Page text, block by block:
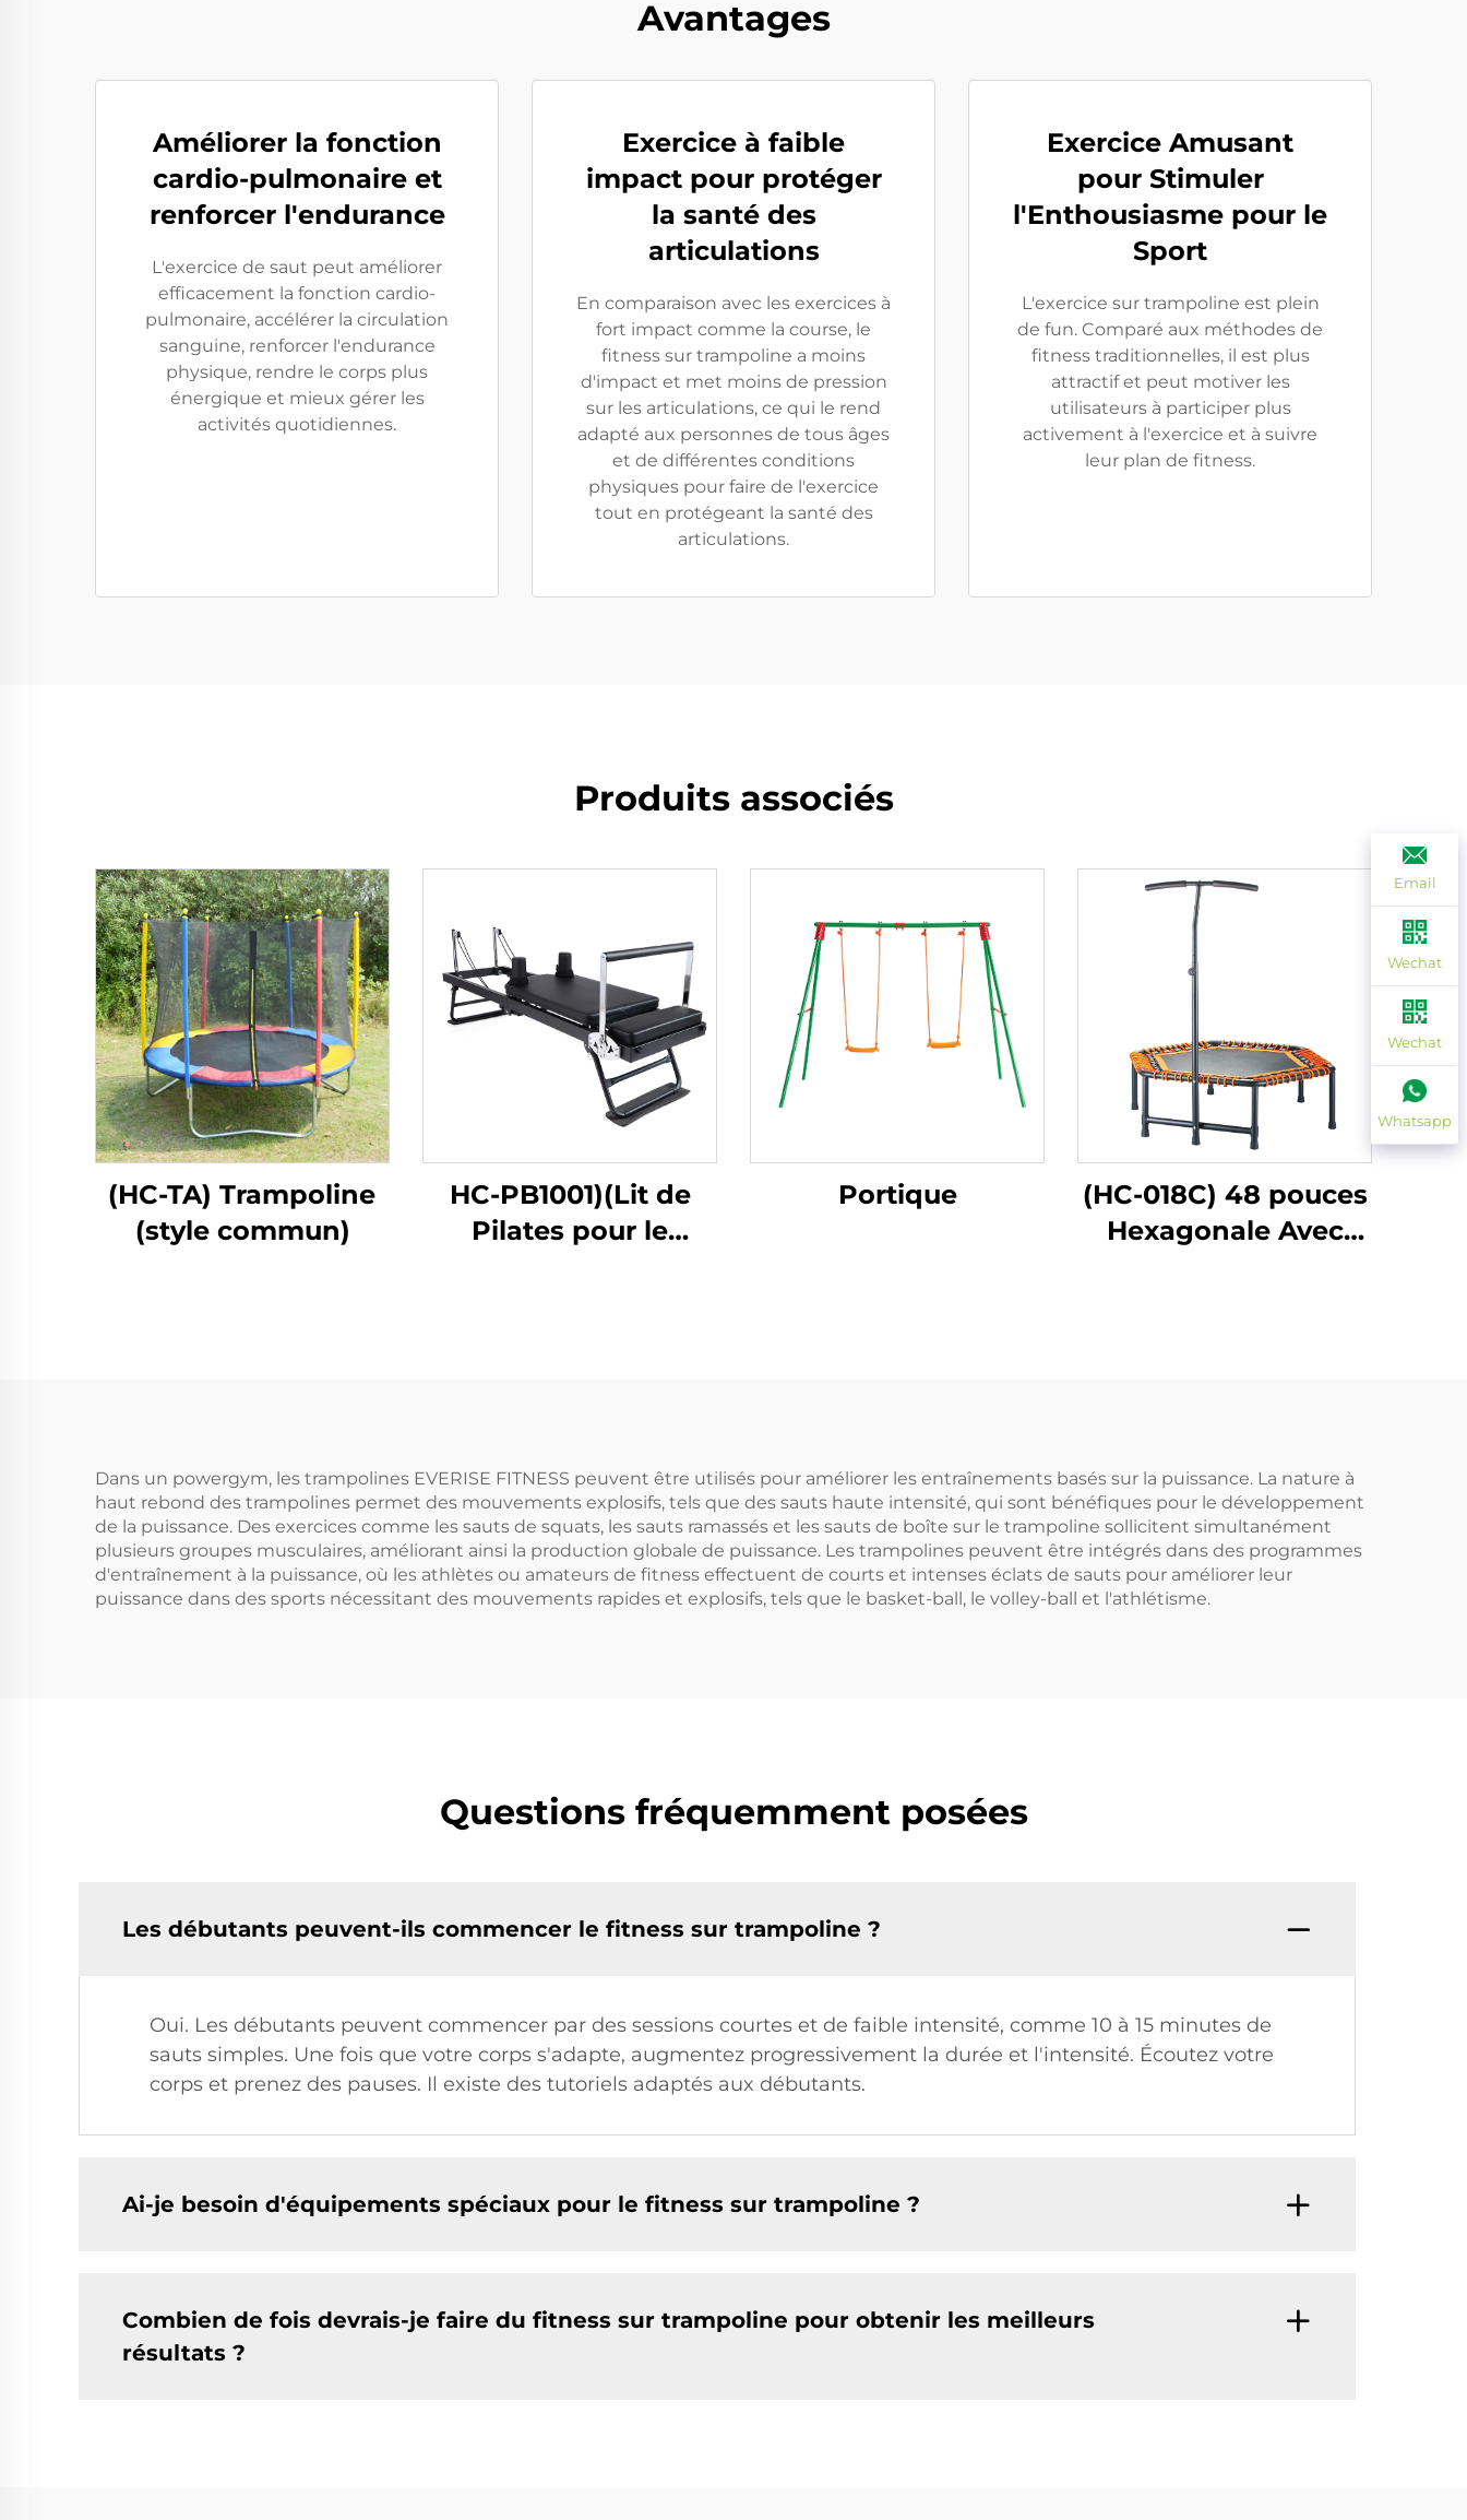
Avantages
Améliorer la fonction
cardio-pulmonaire et
renforcer l'endurance
L'exercice de saut peut améliorer
efficacement la fonction cardio-
pulmonaire, accélérer la circulation
sanguine, renforcer l'endurance
physique, rendre le corps plus
énergique et mieux gérer les
activités quotidiennes.
Exercice à faible
impact pour protéger
la santé des
articulations
En comparaison avec les exercices à
fort impact comme la course, le
fitness sur trampoline a moins
d'impact et met moins de pression
sur les articulations, ce qui le rend
adapté aux personnes de tous âges
et de différentes conditions
physiques pour faire de l'exercice
tout en protégeant la santé des
articulations.
Exercice Amusant
pour Stimuler
l'Enthousiasme pour le
Sport
L'exercice sur trampoline est plein
de fun. Comparé aux méthodes de
fitness traditionnelles, il est plus
attractif et peut motiver les
utilisateurs à participer plus
activement à l'exercice et à suivre
leur plan de fitness.
Produits associés
(HC-TA) Trampoline
(style commun)
HC-PB1001)(Lit de
Pilates pour le
Portique
(HC-018C) 48 pouces
Hexagonale Avec
Dans un powergym, les trampolines EVERISE FITNESS peuvent être utilisés pour améliorer les entraînements basés sur la puissance. La nature à
haut rebond des trampolines permet des mouvements explosifs, tels que des sauts haute intensité, qui sont bénéfiques pour le développement
de la puissance. Des exercices comme les sauts de squats, les sauts ramassés et les sauts de boîte sur le trampoline sollicitent simultanément
plusieurs groupes musculaires, améliorant ainsi la production globale de puissance. Les trampolines peuvent être intégrés dans des programmes
d'entraînement à la puissance, où les athlètes ou amateurs de fitness effectuent de courts et intenses éclats de sauts pour améliorer leur
puissance dans des sports nécessitant des mouvements rapides et explosifs, tels que le basket-ball, le volley-ball et l'athlétisme.
Questions fréquemment posées
Les débutants peuvent-ils commencer le fitness sur trampoline ?
Oui. Les débutants peuvent commencer par des sessions courtes et de faible intensité, comme 10 à 15 minutes de
sauts simples. Une fois que votre corps s'adapte, augmentez progressivement la durée et l'intensité. Écoutez votre
corps et prenez des pauses. Il existe des tutoriels adaptés aux débutants.
Ai-je besoin d'équipements spéciaux pour le fitness sur trampoline ?
Combien de fois devrais-je faire du fitness sur trampoline pour obtenir les meilleurs
résultats ?
Email
Wechat
Wechat
Whatsapp